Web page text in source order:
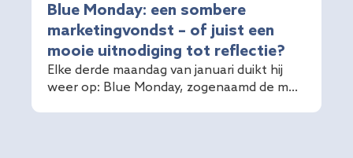
Blue Monday: een sombere
marketingvondst – of juist een
mooie uitnodiging tot reflectie?
Elke derde maandag van januari duikt hij
weer op: Blue Monday, zogenaamd de m...